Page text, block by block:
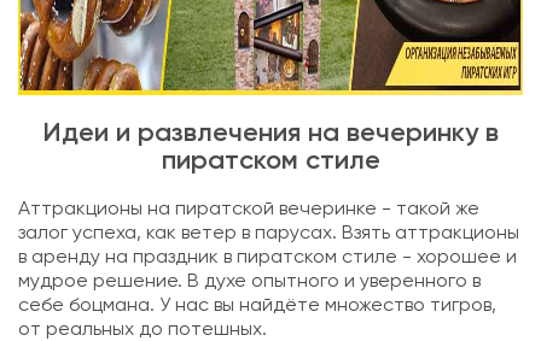
Идеи и развлечения на вечеринку в
пиратском стиле
Аттракционы на пиратской вечеринке - такой же
залог успеха, как ветер в парусах. Взять аттракционы
в аренду на праздник в пиратском стиле - хорошее и
мудрое решение. В духе опытного и уверенного в
себе боцмана. У нас вы найдёте множество тигров,
от реальных до потешных.